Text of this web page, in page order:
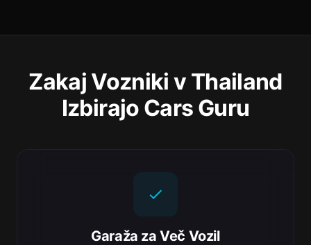
Zakaj Vozniki v Thailand
Izbirajo Cars Guru
Garaža za Več Vozil